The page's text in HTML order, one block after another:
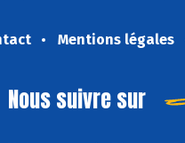
Mentions légales
Nous suivre sur